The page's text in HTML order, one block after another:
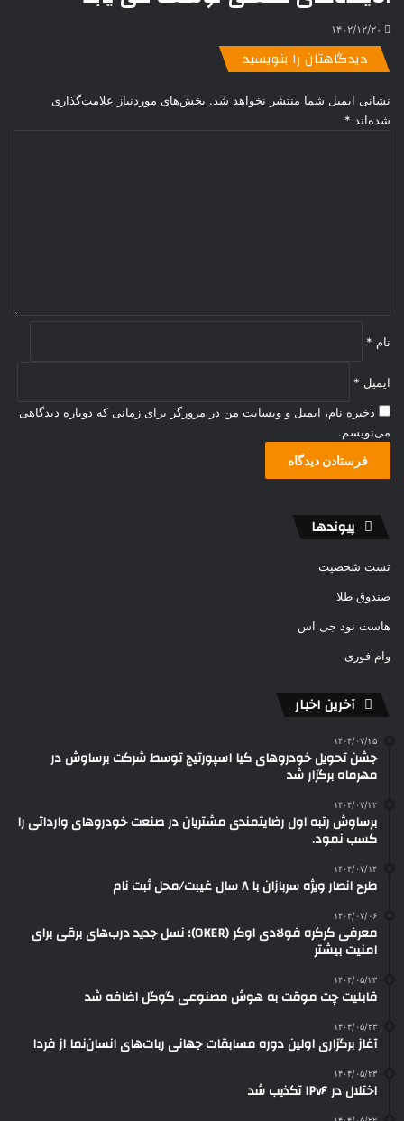
۱۴۰۲/۱۲/۲۰
دیدگاهتان را بنویسید
نشانی ایمیل شما منتشر نخواهد شد. بخش‌های موردنیاز علامت‌گذاری
شده‌اند *
نام *
ایمیل *
ذخیره نام، ایمیل و وبسایت من در مرورگر برای زمانی که دوباره دیدگاهی
می‌نویسم.
پیوندها
تست شخصیت
صندوق طلا
هاست نود جی اس
وام فوری
آخرین اخبار
۱۴۰۴/۰۷/۲۵
جشن تحویل خودروهای کیا اسپورتیج توسط شرکت برساوش در
مهرماه برگزار شد
۱۴۰۴/۰۷/۲۲
برساوش رتبه اول رضایتمندی مشتریان در صنعت خودروهای وارداتی را
کسب نمود.
۱۴۰۴/۰۷/۱۴
طرح انصار ویژه سربازان با ۸ سال غیبت/محل ثبت نام
۱۴۰۴/۰۷/۰۶
معرفی کرکره فولادی اوکر (OKER)؛ نسل جدید درب‌های برقی برای
امنیت بیشتر
۱۴۰۴/۰۵/۲۳
قابلیت چت موقت به هوش مصنوعی گوگل اضافه شد
۱۴۰۴/۰۵/۲۳
آغاز برگزاری اولین دوره مسابقات جهانی ربات‌های انسان‌نما از فردا
۱۴۰۴/۰۵/۲۳
اختلال در IPv۶ تکذیب شد